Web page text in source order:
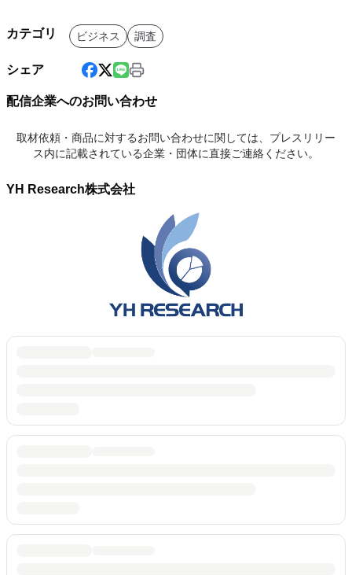
カテゴリ ビジネス 調査
シェア
配信企業へのお問い合わせ
取材依頼・商品に対するお問い合わせに関しては、プレスリリー
ス内に記載されている企業・団体に直接ご連絡ください。
YH Research株式会社